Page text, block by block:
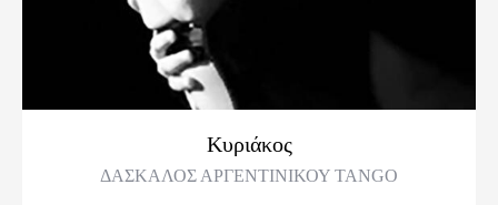
Κυριάκος
ΔΑΣΚΑΛΟΣ ΑΡΓΕΝΤΙΝΙΚΟΥ TANGO